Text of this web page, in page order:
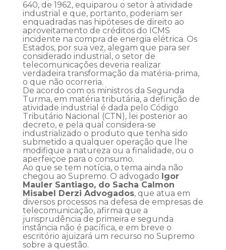
640, de 1962, equiparou o setor à atividade
industrial e que, portanto, poderiam ser
enquadradas nas hipóteses de direito ao
aproveitamento de créditos do ICMS
incidente na compra de energia elétrica. Os
Estados, por sua vez, alegam que para ser
considerado industrial, o setor de
telecomunicações deveria realizar
verdadeira transformação da matéria-prima,
o que não ocorreria.
De acordo com os ministros da Segunda
Turma, em matéria tributária, a definição de
atividade industrial é dada pelo Código
Tributário Nacional (CTN), lei posterior ao
decreto, e pela qual considera-se
industrializado o produto que tenha sido
submetido a qualquer operação que lhe
modifique a natureza ou a finalidade, ou o
aperfeiçoe para o consumo.
Ao que se tem notícia, o tema ainda não
chegou ao Supremo. O advogado Igor
Mauler Santiago, do Sacha Calmon
Misabel Derzi Advogados, que atua em
diversos processos na defesa de empresas de
telecomunicação, afirma que a
jurisprudência de primeira e segunda
instância não é pacífica, e em breve o
escritório ajuizará um recurso no Supremo
sobre a questão.